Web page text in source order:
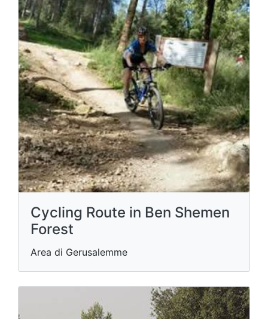
Cycling Route in Ben Shemen
Forest
Area di Gerusalemme